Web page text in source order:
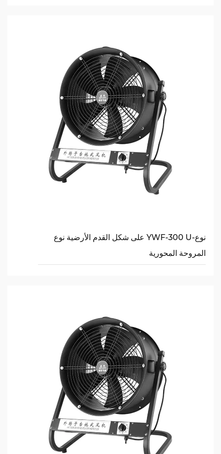
نوع-YWF-300 U على شكل القدم الأرضية نوع
المروحة المحورية